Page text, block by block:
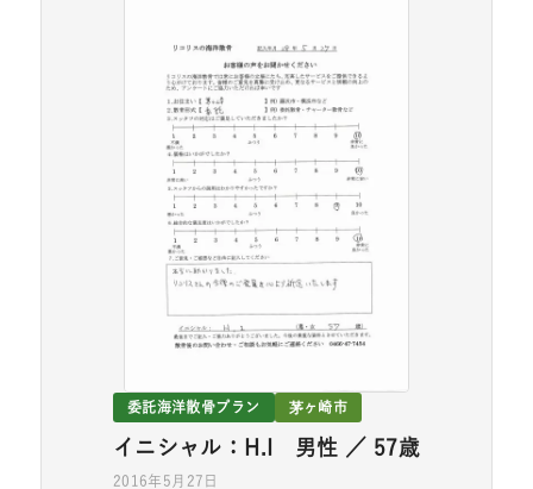
委託海洋散骨プラン 茅ヶ崎市
イニシャル：H.I 男性 ／ 57歳
2016年5月27日